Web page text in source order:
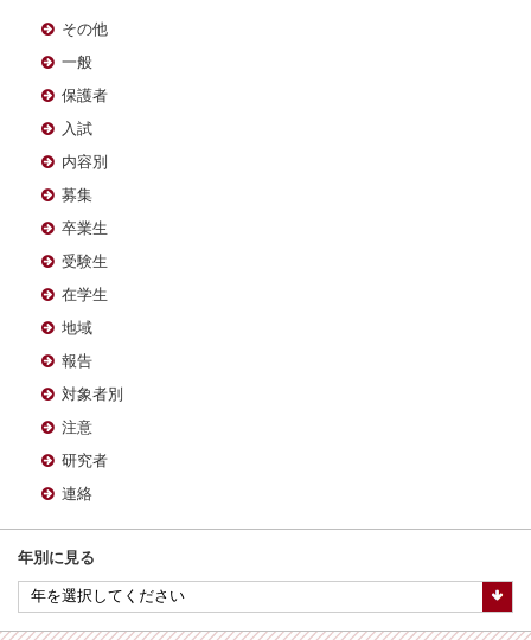
その他
一般
保護者
入試
内容別
募集
卒業生
受験生
在学生
地域
報告
対象者別
注意
研究者
連絡
年別に見る